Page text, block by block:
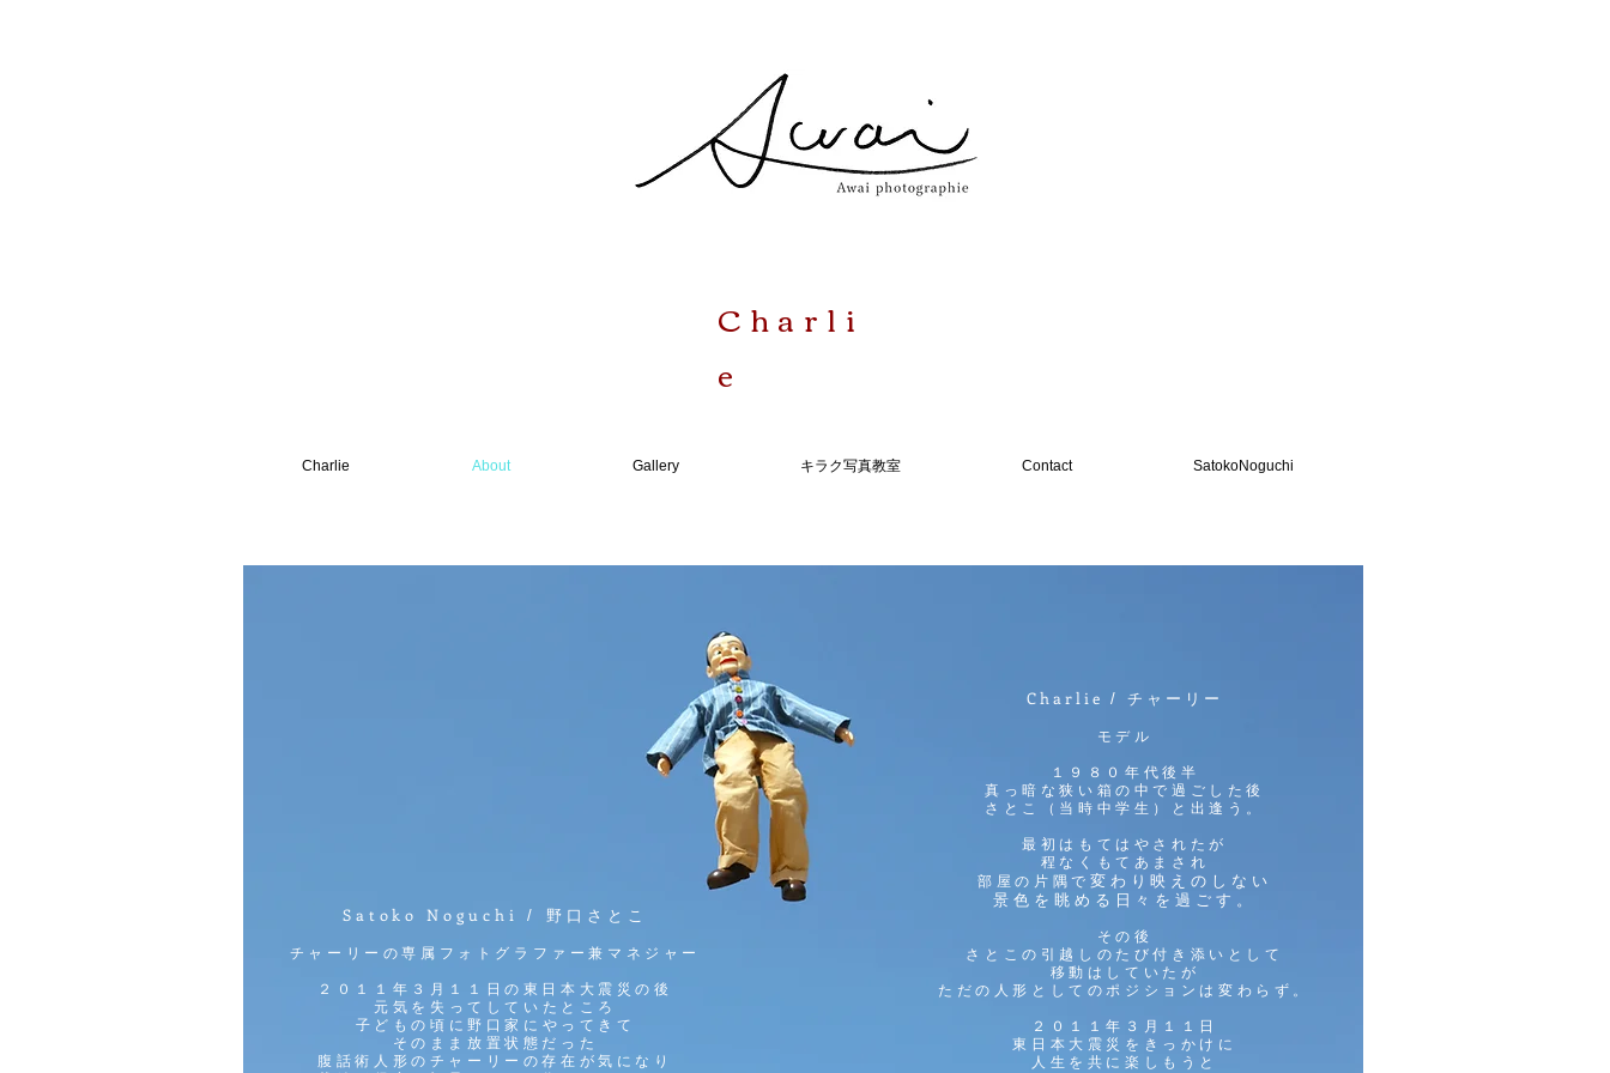
Charli
e
Charlie About Gallery キラク写真教室 Contact SatokoNoguchi
Charlie / チャーリー
モデル
１９８０年代後半
真っ暗な狭い箱の 中で過ごした後
さとこ（当時中学生）と出逢う。
最初はもてはやされたが
程なくもて あまされ
部屋の片隅で 変わり映えのしない
景色を眺める日々を過ごす。
その後
さとこの引越しのたび付き添いとして
移動は していたが
ただの人形としてのポジションは変わらず。
２０１１年３月１１日
東日本大震災 をきっかけ に
人生を共に楽しもうと
Satoko Noguchi / 野口さとこ
チャーリーの専属フォトグラファー兼マネジャー
２０１１年３月１１日の東日本大震災の後
元気を 失ってしていたところ
子どもの頃に野口家にやってきて
そのまま放置状態だっ た
腹話術人形のチャ ーリーの存在が気になり